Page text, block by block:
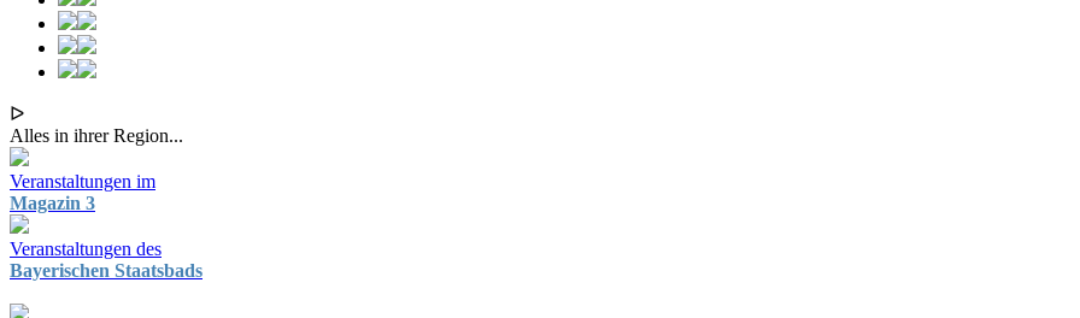
ᐅ
Alles in ihrer Region...
Veranstaltungen im
Magazin 3
Veranstaltungen des
Bayerischen Staatsbads